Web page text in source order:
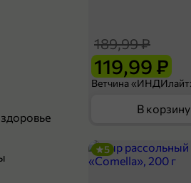
119,99 ₽
189,99 ₽
В корзину
5